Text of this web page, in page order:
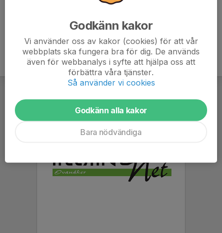
Godkänn kakor
Vi använder oss av kakor (cookies) för att vår
webbplats ska fungera bra för dig. De används
även för webbanalys i syfte att hjälpa oss att
förbättra våra tjänster.
Så använder vi cookies
Godkänn alla kakor
Bara nödvändiga